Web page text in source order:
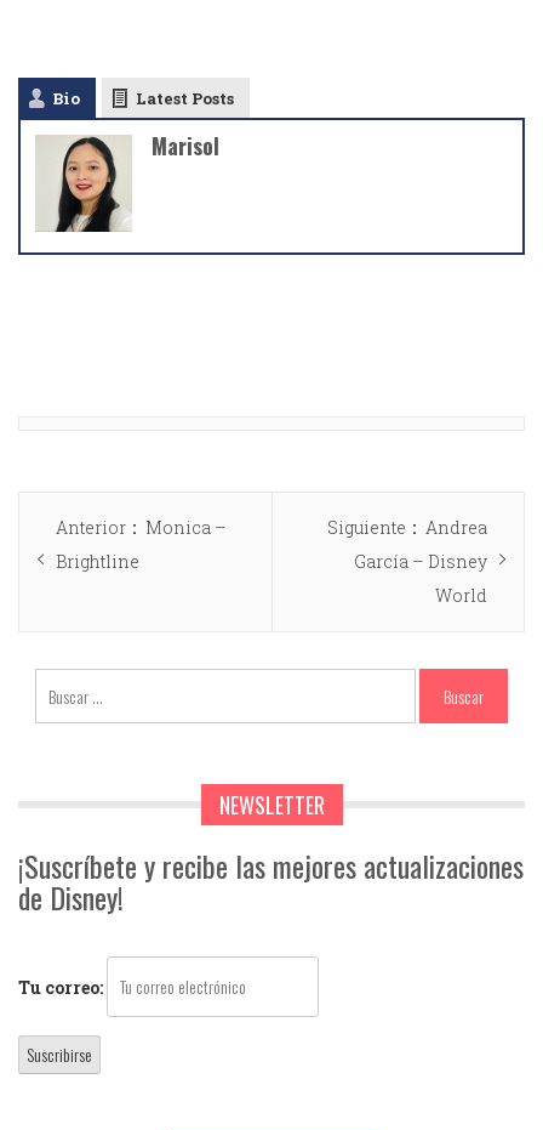
Bio Latest Posts
Marisol
Anterior
Monica –
Brightline
Siguiente
Andrea
García – Disney
World
NEWSLETTER
¡Suscríbete y recibe las mejores actualizaciones
de Disney!
Tu correo: